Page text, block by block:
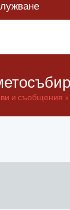
и съобщения